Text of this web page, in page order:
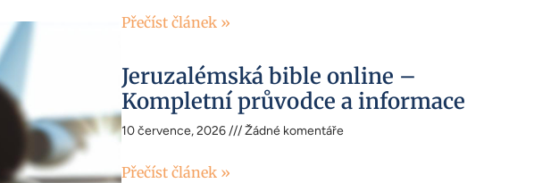
Přečíst článek »
Jeruzalémská bible online –
Kompletní průvodce a informace
10 července, 2026 Žádné komentáře
Přečíst článek »